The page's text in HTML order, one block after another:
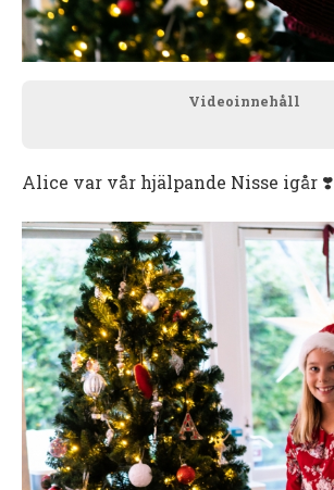
Videoinnehåll
Alice var vår hjälpande Nisse igår ❣️